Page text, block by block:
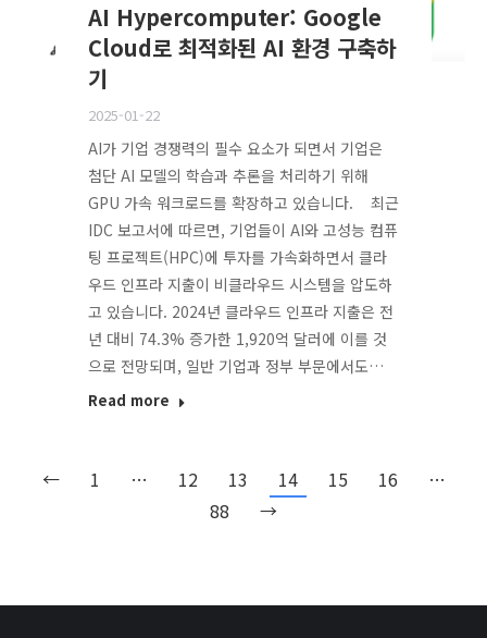
AI Hypercomputer: Google
Cloud로 최적화된 AI 환경 구축하
기
2025-01-22
AI가 기업 경쟁력의 필수 요소가 되면서 기업은
첨단 AI 모델의 학습과 추론을 처리하기 위해
GPU 가속 워크로드를 확장하고 있습니다. 최근
IDC 보고서에 따르면, 기업들이 AI와 고성능 컴퓨
팅 프로젝트(HPC)에 투자를 가속화하면서 클라
우드 인프라 지출이 비클라우드 시스템을 압도하
고 있습니다. 2024년 클라우드 인프라 지출은 전
년 대비 74.3% 증가한 1,920억 달러에 이를 것
으로 전망되며, 일반 기업과 정부 부문에서도…
Read more
← 1 … 12 13 14 15 16
…
88
→